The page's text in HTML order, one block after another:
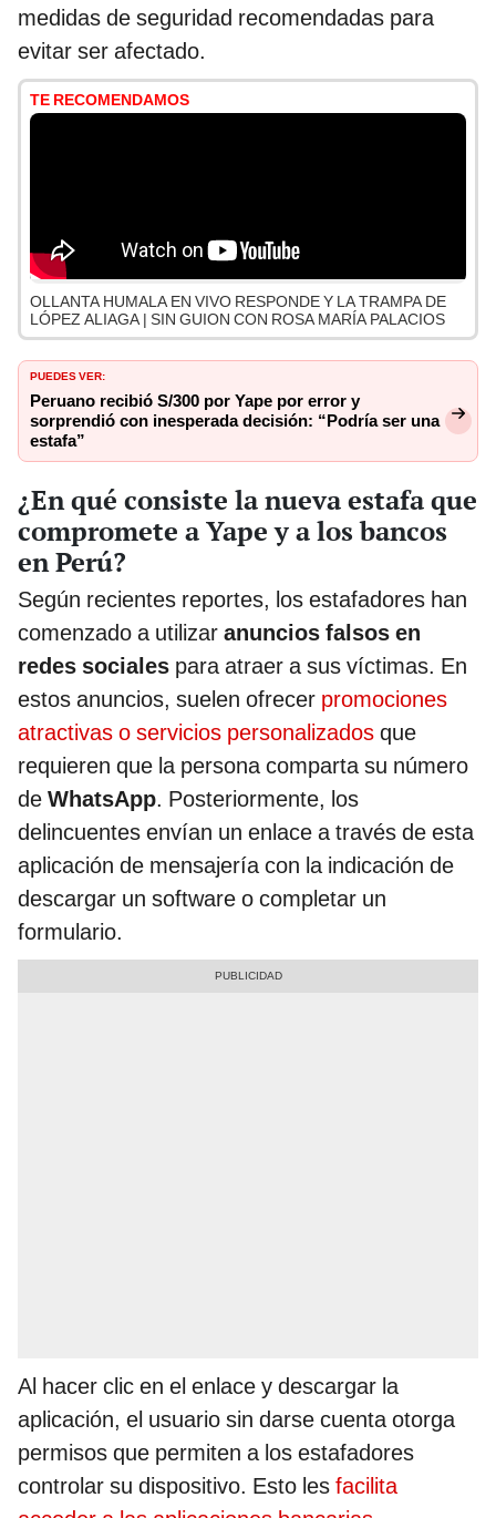
medidas de seguridad recomendadas para
evitar ser afectado.
TE RECOMENDAMOS
OLLANTA HUMALA EN VIVO RESPONDE Y LA TRAMPA DE
LÓPEZ ALIAGA | SIN GUION CON ROSA MARÍA PALACIOS
PUEDES VER:
Peruano recibió S/300 por Yape por error y
sorprendió con inesperada decisión: “Podría ser una
estafa”
¿En qué consiste la nueva estafa que
compromete a Yape y a los bancos
en Perú?
Según recientes reportes, los estafadores han
comenzado a utilizar anuncios falsos en
redes sociales para atraer a sus víctimas. En
estos anuncios, suelen ofrecer promociones
atractivas o servicios personalizados que
requieren que la persona comparta su número
de WhatsApp. Posteriormente, los
delincuentes envían un enlace a través de esta
aplicación de mensajería con la indicación de
descargar un software o completar un
formulario.
Al hacer clic en el enlace y descargar la
aplicación, el usuario sin darse cuenta otorga
permisos que permiten a los estafadores
controlar su dispositivo. Esto les facilita